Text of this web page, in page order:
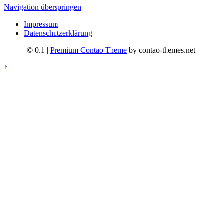
Navigation überspringen
Impressum
Datenschutzerklärung
© 0.1 | Premium Contao Theme by contao-themes.net
↑